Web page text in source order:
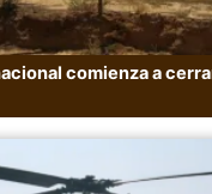
comienza a